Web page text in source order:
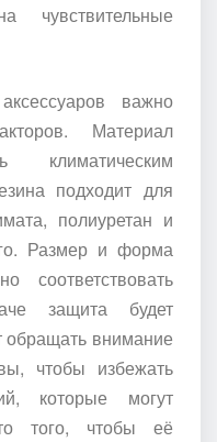
чувствительные
важно
Материал
климатическим
подходит для
полиуретан и
Размер и форма
соответствовать
защита будет
обращать внимание
чтобы избежать
которые могут
того, чтобы её